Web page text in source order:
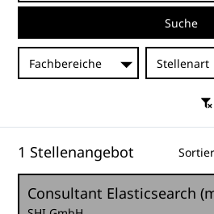
Suche
Fachbereiche Stellenart
1 Stellenangebot